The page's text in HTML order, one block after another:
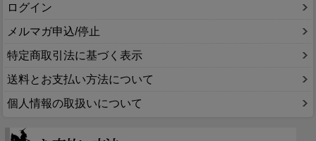
ログイン
メルマガ申込/停止
特定商取引法に基づく表示
送料とお支払い方法について
個人情報の取扱いについて